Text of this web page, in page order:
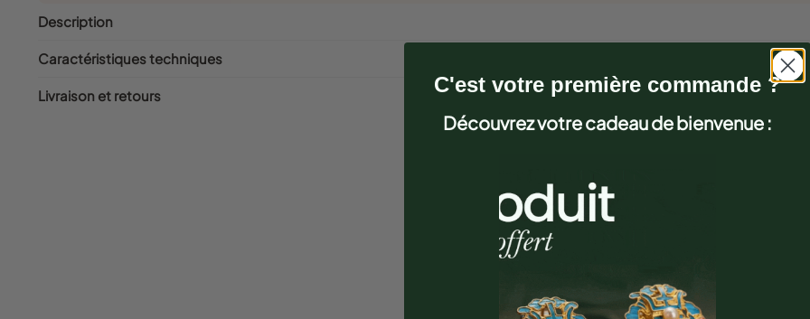
Description
Caractéristiques techniques
Livraison et retours C'est votre première commande ?
Découvrez votre cadeau de bienvenue :